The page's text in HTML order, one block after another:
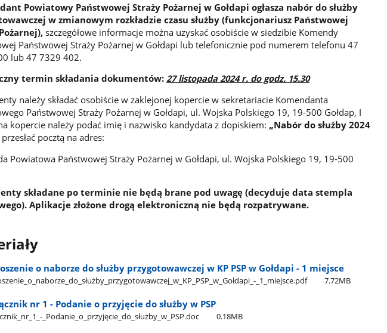
Powiatowy Państwowej Straży Pożarnej w Gołdapi ogłasza nabór do służby
w zmianowym rozkładzie czasu służby (funkcjonariusz Państwowej
szczegółowe informacje można uzyskać osobiście w siedzibie Komendy
Państwowej Straży Pożarnej w Gołdapi lub telefonicznie pod numerem telefonu 47
lub 47 7329 402.
termin składania dokumentów:27 listopada 2024 r. do godz. 15.30
należy składać osobiście w zaklejonej kopercie w sekretariacie Komendanta
Państwowej Straży Pożarnej w Gołdapi, ul. Wojska Polskiego 19, 19-500 Gołdap, I
kopercie należy podać imię i nazwisko kandydata z dopiskiem: „Nabór do służby 2024
pocztą na adres:
Powiatowa Państwowej Straży Pożarnej w Gołdapi, ul. Wojska Polskiego 19, 19-500
składane po terminie nie będą brane pod uwagę (decyduje data stempla
Aplikacje złożone drogą elektroniczną nie będą rozpatrywane.
o naborze do służby przygotowawczej w KP PSP w Gołdapi - 1 miejsce
​_1​_miejsce.pdf 7.72MB
nr 1 - Podanie o przyjęcie do służby w PSP
​_Podanie​_o​_przyjęcie​_do​_służby​_w​_PSP.doc 0.18MB